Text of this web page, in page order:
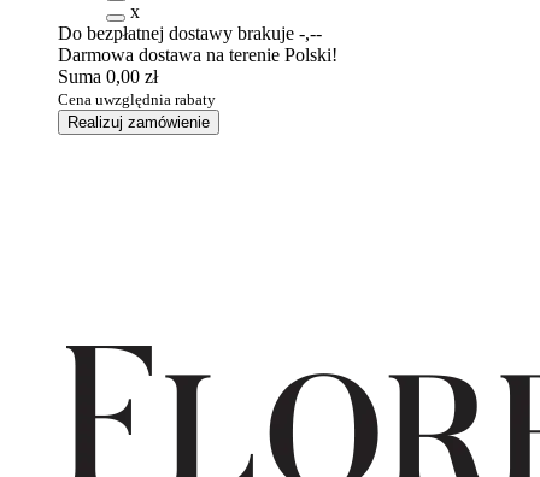
x
Do bezpłatnej dostawy brakuje -,--
Darmowa dostawa na terenie Polski!
Suma 0,00 zł
Cena uwzględnia rabaty
Realizuj zamówienie